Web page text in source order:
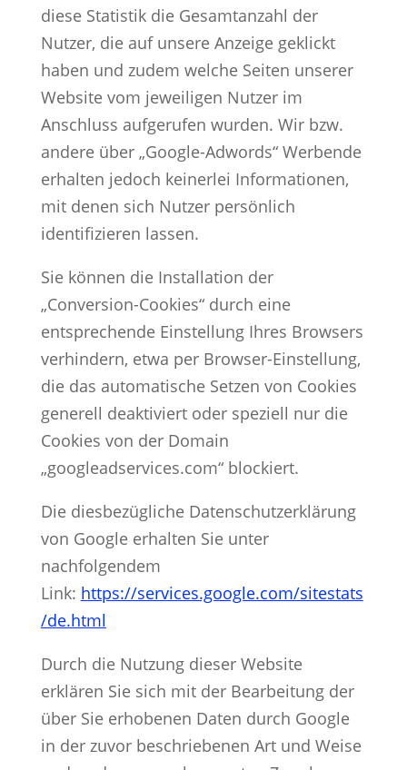
diese Statistik die Gesamtanzahl der
Nutzer, die auf unsere Anzeige geklickt
haben und zudem welche Seiten unserer
Website vom jeweiligen Nutzer im
Anschluss aufgerufen wurden. Wir bzw.
andere über „Google-Adwords“ Werbende
erhalten jedoch keinerlei Informationen,
mit denen sich Nutzer persönlich
identifizieren lassen.
Sie können die Installation der
„Conversion-Cookies“ durch eine
entsprechende Einstellung Ihres Browsers
verhindern, etwa per Browser-Einstellung,
die das automatische Setzen von Cookies
generell deaktiviert oder speziell nur die
Cookies von der Domain
„googleadservices.com“ blockiert.
Die diesbezügliche Datenschutzerklärung
von Google erhalten Sie unter
nachfolgendem
Link: https://services.google.com/sitestats
/de.html
Durch die Nutzung dieser Website
erklären Sie sich mit der Bearbeitung der
über Sie erhobenen Daten durch Google
in der zuvor beschriebenen Art und Weise